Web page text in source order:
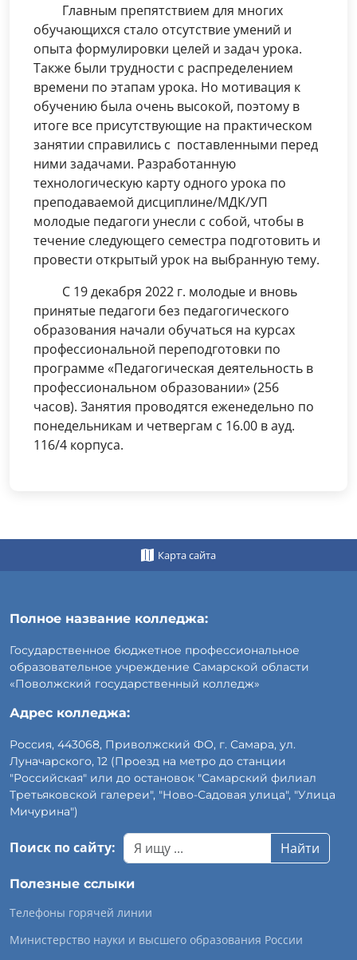
Главным препятствием для многих
обучающихся стало отсутствие умений и
опыта формулировки целей и задач урока.
Также были трудности с распределением
времени по этапам урока. Но мотивация к
обучению была очень высокой, поэтому в
итоге все присутствующие на практическом
занятии справились с поставленными перед
ними задачами. Разработанную
технологическую карту одного урока по
преподаваемой дисциплине/МДК/УП
молодые педагоги унесли с собой, чтобы в
течение следующего семестра подготовить и
провести открытый урок на выбранную тему.
С 19 декабря 2022 г. молодые и вновь
принятые педагоги без педагогического
образования начали обучаться на курсах
профессиональной переподготовки по
программе «Педагогическая деятельность в
профессиональном образовании» (256
часов). Занятия проводятся еженедельно по
понедельникам и четвергам с 16.00 в ауд.
116/4 корпуса.
Карта сайта
Полное название колледжа:
Государственное бюджетное профессиональное
образовательное учреждение Самарской области
«Поволжский государственный колледж»
Адрес колледжа:
Россия, 443068, Приволжский ФО, г. Самара, ул.
Луначарского, 12 (Проезд на метро до станции
"Российская" или до остановок "Самарский филиал
Третьяковской галереи", "Ново-Садовая улица", "Улица
Мичурина")
Поиск по сайту: Найти
Полезные сслыки
Телефоны горячей линии
Министерство науки и высшего образования России